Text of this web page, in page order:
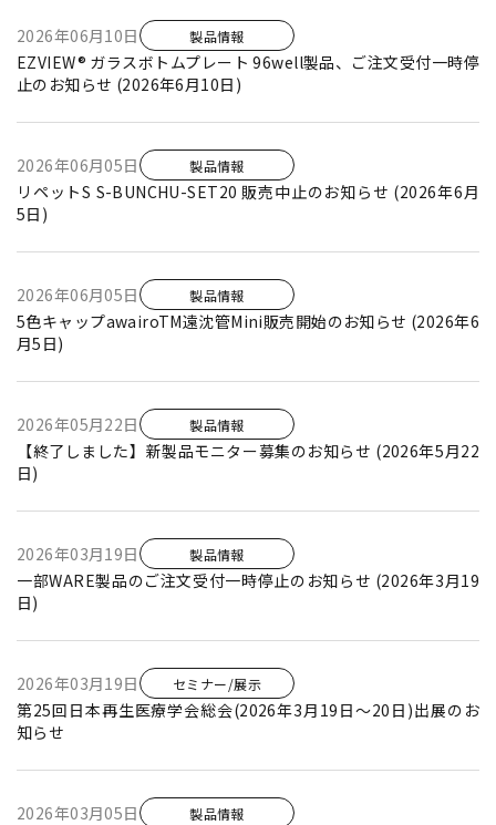
2026年06月10日 製品情報
EZVIEW® ガラスボトムプレート 96well製品、ご注文受付一時停
止のお知らせ (2026年6月10日)
2026年06月05日 製品情報
リペットS S-BUNCHU-SET20 販売中止のお知らせ (2026年6月
5日)
2026年06月05日 製品情報
5色キャップawairoTM遠沈管Mini販売開始のお知らせ (2026年6
月5日)
2026年05月22日 製品情報
【終了しました】新製品モニター募集のお知らせ (2026年5月22
日)
2026年03月19日 製品情報
一部WARE製品のご注文受付一時停止のお知らせ (2026年3月19
日)
2026年03月19日 セミナー/展示
第25回日本再生医療学会総会(2026年3月19日～20日)出展のお
知らせ
2026年03月05日 製品情報